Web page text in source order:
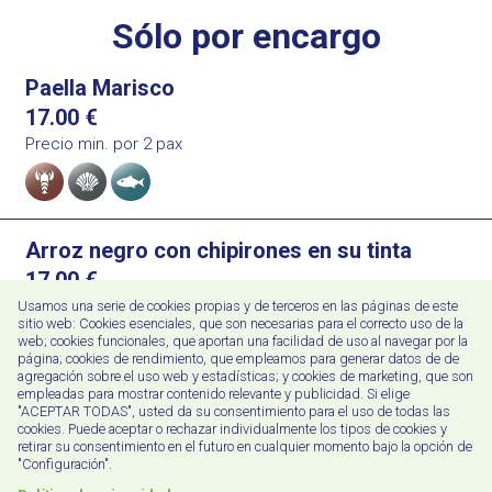
Sólo por encargo
Paella Marisco
17.00 €
Precio min. por 2 pax
Alérgenos
Arroz negro con chipirones en su tinta
17.00 €
precio por persona minimo 2 pax
Alérgenos
Pollo de corral 4/6 personas
0.00€
Precio Según Mercado
Usamos una serie de cookies propias y de terceros en las páginas de este
sitio web: Cookies esenciales, que son necesarias para el correcto uso de la
web; cookies funcionales, que aportan una facilidad de uso al navegar por la
página; cookies de rendimiento, que empleamos para generar datos de de
agregación sobre el uso web y estadísticas; y cookies de marketing, que son
empleadas para mostrar contenido relevante y publicidad. Si elige
"ACEPTAR TODAS", usted da su consentimiento para el uso de todas las
cookies. Puede aceptar o rechazar individualmente los tipos de cookies y
retirar su consentimiento en el futuro en cualquier momento bajo la opción de
"Configuración".